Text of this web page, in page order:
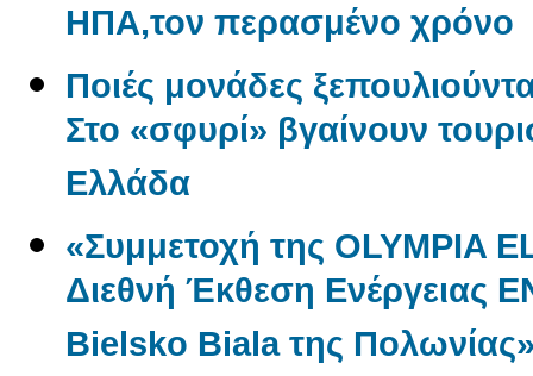
ΗΠΑ,τον περασμένο χρόνο
Ποιές μονάδες
Στο «σφυρί» βγαίνουν
Ελλάδα
«Συμμετοχή της OLYMPIA
Διεθνή Έκθεση Ενέργειας
Bielsko Biala της